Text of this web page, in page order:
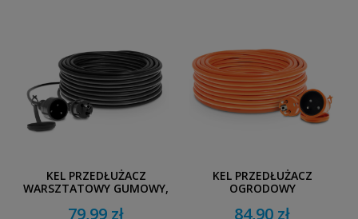
KEL PRZEDŁUŻACZ
WARSZTATOWY GUMOWY,
79,99 zł
KEL PRZEDŁUŻACZ
OGRODOWY
84,90 zł